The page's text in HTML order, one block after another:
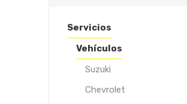
Servicios
Vehículos
Suzuki
Chevrolet